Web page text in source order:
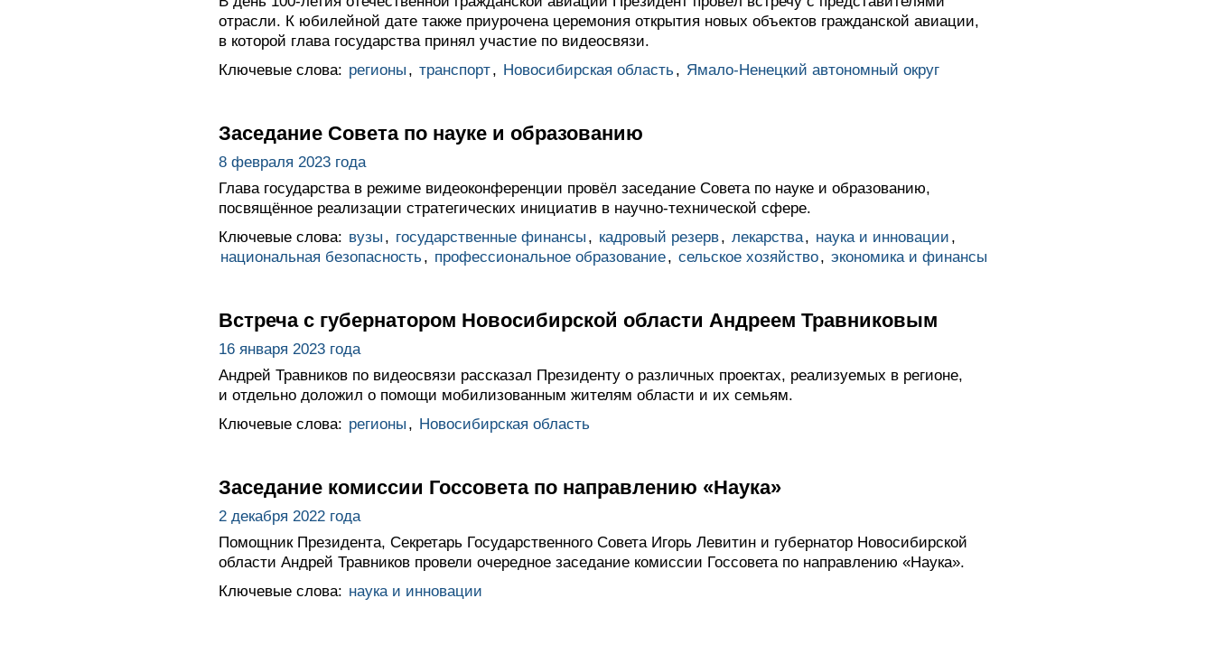
отрасли. К юбилейной дате также приурочена церемония открытия новых объектов гражданской авиации,
в которой глава государства принял участие по видеосвязи.
Ключевые слова: регионы , транспорт, Новосибирская область, Ямало-Ненецкий автономный округ
Заседание Совета по науке и образованию
8 февраля 2023 года
Глава государства в режиме видеоконференции провёл заседание Совета по науке и образованию,
посвящённое реализации стратегических инициатив в научно-технической сфере.
Ключевые слова: вузы , государственные финансы , кадровый резерв, лекарства, наука и инновации ,
национальная безопасность, профессиональное образование, сельское хозяйство, экономика и финансы
Встреча с губернатором Новосибирской области Андреем Травниковым
16 января 2023 года
Андрей Травников по видеосвязи рассказал Президенту о различных проектах, реализуемых в регионе,
и отдельно доложил о помощи мобилизованным жителям области и их семьям.
Ключевые слова: регионы , Новосибирская область
Заседание комиссии Госсовета по направлению «Наука»
2 декабря 2022 года
Помощник Президента, Секретарь Государственного Совета Игорь Левитин и губернатор Новосибирской
области Андрей Травников провели очередное заседание комиссии Госсовета по направлению «Наука».
Ключевые слова: наука и инновации